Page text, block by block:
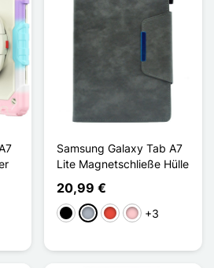
Samsung Galaxy Tab A7
Lite Magnetschließe Hülle
20,99 €
Schwarz
GrauRot Pink+3